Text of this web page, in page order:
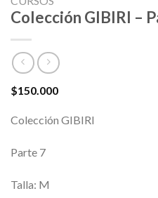
Colección GIBIRI –
$150.000
Colección GIBIRI
Parte 7
Talla: M